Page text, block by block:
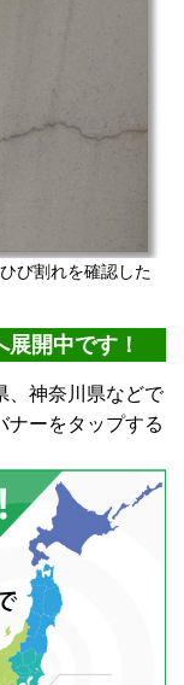
び割れを確認した
開中です！
神奈川県などで
ナーをタップする